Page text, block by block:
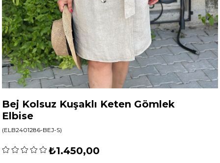
Bej Kolsuz Kuşaklı Keten Gömlek
Elbise
(ELB2401286-BEJ-S)
₺1.450,00